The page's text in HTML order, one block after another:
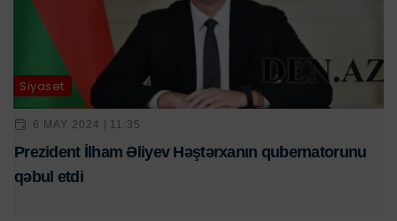
Siyasət
6 MAY 2024 | 11:35
Prezident İlham Əliyev Həştərxanın qubernatorunu
qəbul etdi